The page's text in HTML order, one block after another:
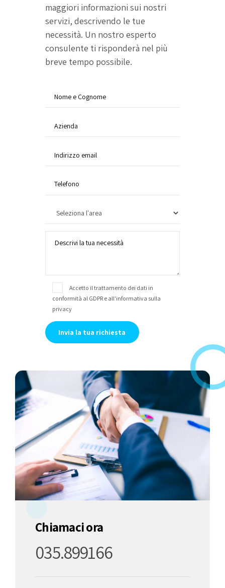
maggiori informazioni sui nostri
servizi, descrivendo le tue
necessità. Un nostro esperto
consulente ti risponderà nel più
breve tempo possibile.
Accetto il trattamento dei dati in
conformità al GDPR e all'informativa sulla
privacy
Chiamaci ora
035.899166